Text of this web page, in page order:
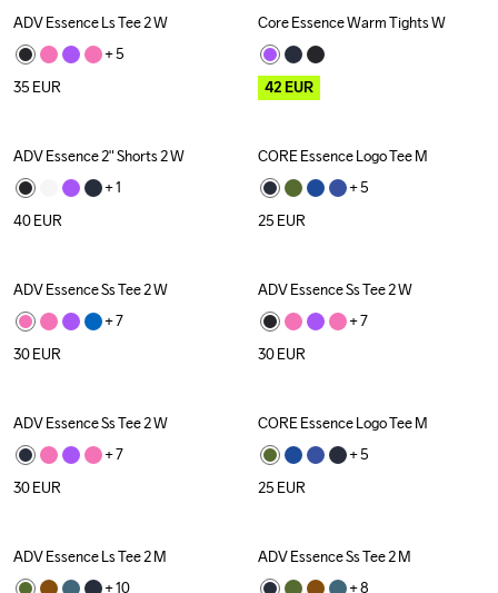
ADV Essence Ls Tee 2 W
+ 5
35 EUR
Outlet
Core Essence Warm Tights W
42 EUR
ADV Essence 2" Shorts 2 W
+ 1
40EUR
CORE Essence Logo Tee M
+ 5
25 EUR
ADV Essence Ss Tee 2 W
+ 7
30EUR
ADV Essence Ss Tee 2 W
+ 7
30EUR
ADV Essence Ss Tee 2 W
+ 7
30EUR
CORE Essence Logo Tee M
+ 5
25 EUR
ADV Essence Ls Tee 2 M
+ 10
ADV Essence Ss Tee 2 M
+ 8